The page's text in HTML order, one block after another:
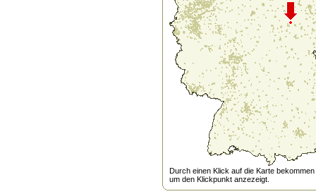
Durch einen Klick auf die Karte
um den Klickpunkt anzezeigt.